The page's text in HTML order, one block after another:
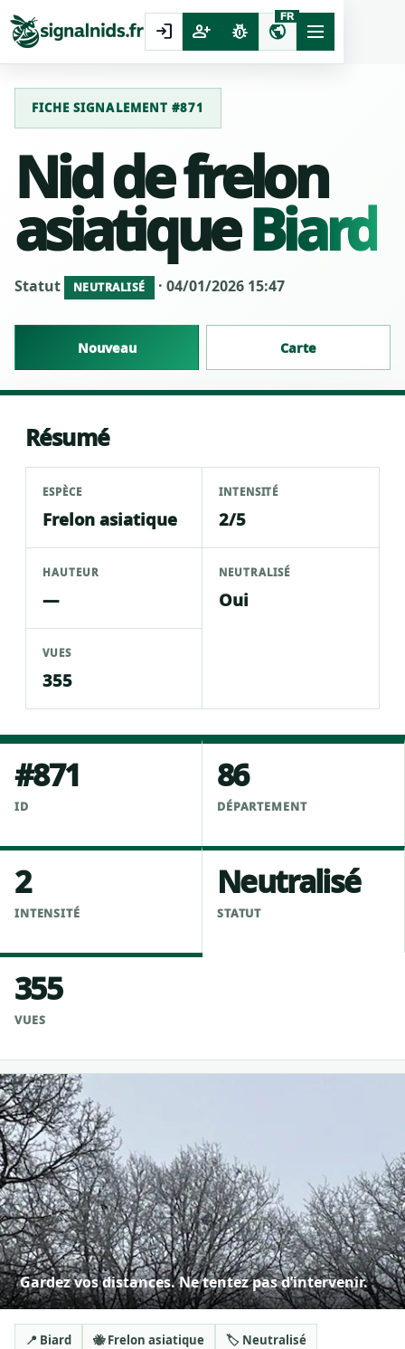
login person_add pest_control public
FR
FICHE SIGNALEMENT #871
Nid de frelon
asiatiqueBiard
Statut NEUTRALISÉ · 04/01/2026 15:47
Nouveau Carte
Résumé
ESPÈCE
Frelon asiatique
INTENSITÉ
2/5
HAUTEUR
—
NEUTRALISÉ
Oui
VUES
355
#871
ID
86
DÉPARTEMENT
2
INTENSITÉ
Neutralisé
STATUT
355
VUES
Gardez vos distances. Ne tentez pas d’intervenir.
📍 Biard 🐝 Frelon asiatique 🏷️ Neutralisé